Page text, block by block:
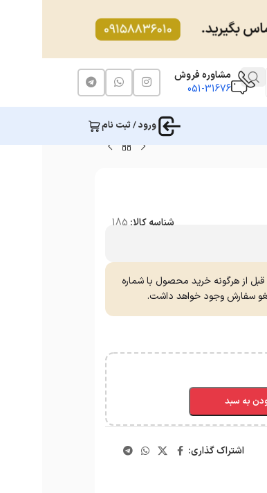
مشاوره فروش
051-31676
ورود / ثبت نام
شناسه کالا: 185
از هرگونه خرید محصول با شماره
به سبد
اشتراک گذاری: